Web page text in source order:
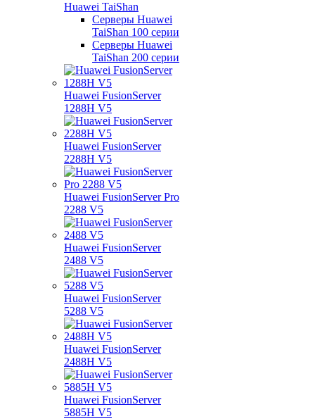
Huawei TaiShan
Серверы Huawei
TaiShan 100 серии
Серверы Huawei
TaiShan 200 серии
Huawei FusionServer
1288H V5
Huawei FusionServer
2288H V5
Huawei FusionServer Pro
2288 V5
Huawei FusionServer
2488 V5
Huawei FusionServer
5288 V5
Huawei FusionServer
2488H V5
Huawei FusionServer
5885H V5